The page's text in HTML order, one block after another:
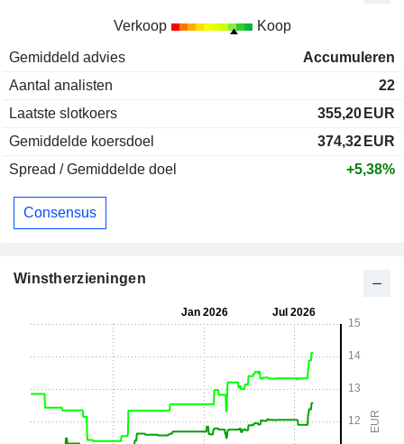
Verkoop Koop
Gemiddeld advies
Accumuleren
Aantal analisten
22
Laatste slotkoers
355,20 EUR
Gemiddelde koersdoel
374,32 EUR
Spread / Gemiddelde doel
+5,38%
Consensus
Winstherzieningen